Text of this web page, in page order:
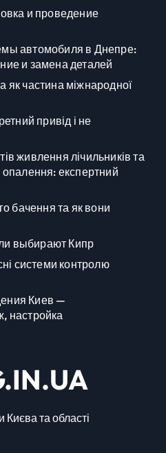
и проведение
автомобиля в Днепре:
и замена деталей
як частина міжнародної
привід і не
живлення лічильників та
опалення: експертний
бачення та як вони
выбирают Кипр
системи контролю
Киев —
настройка
Києва та області